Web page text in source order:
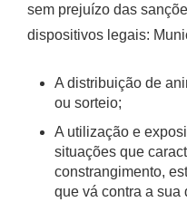
sem prejuízo das
dispositivos legais:
A distribuição de
ou sorteio;
A utilização e
situações que
constrangimento,
que vá contra a sua